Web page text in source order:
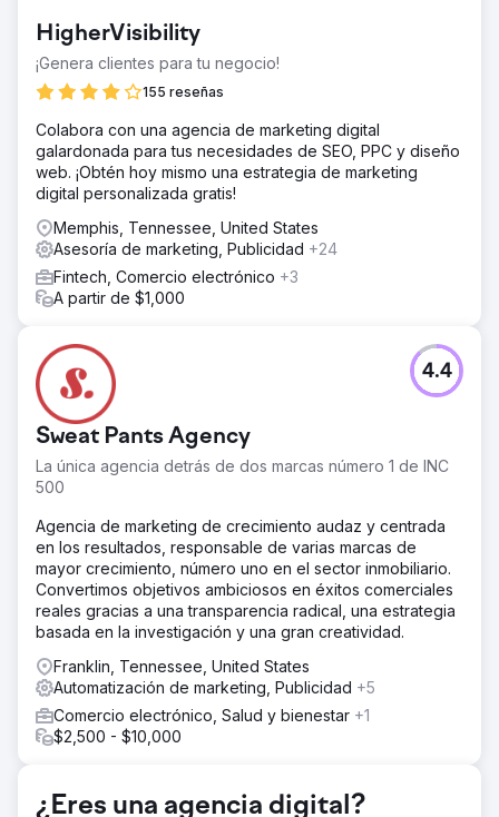
HigherVisibility
¡Genera clientes para tu negocio!
155 reseñas
Colabora con una agencia de marketing digital
galardonada para tus necesidades de SEO, PPC y diseño
web. ¡Obtén hoy mismo una estrategia de marketing
digital personalizada gratis!
Memphis, Tennessee, United States
Asesoría de marketing, Publicidad +24
Fintech, Comercio electrónico +3
A partir de $1,000
Sweat Pants Agency
La única agencia detrás de dos marcas número 1 de INC
500
4.4
Agencia de marketing de crecimiento audaz y centrada
en los resultados, responsable de varias marcas de
mayor crecimiento, número uno en el sector inmobiliario.
Convertimos objetivos ambiciosos en éxitos comerciales
reales gracias a una transparencia radical, una estrategia
basada en la investigación y una gran creatividad.
Franklin, Tennessee, United States
Automatización de marketing, Publicidad +5
Comercio electrónico, Salud y bienestar +1
$2,500 - $10,000
¿Eres una agencia digital?